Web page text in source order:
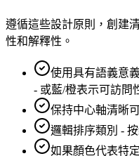
遵循這些設計原則，創建
性和解釋性。
使用具有語義意
- 或藍/橙表示可訪問
保持中心軸清晰
邏輯排序類別 -
如果顏色代表特